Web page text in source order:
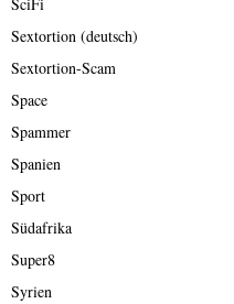
SciFi
Sextortion (deutsch)
Sextortion-Scam
Space
Spammer
Spanien
Sport
Südafrika
Super8
Syrien